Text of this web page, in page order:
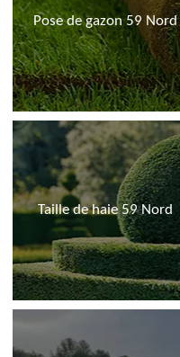
Pose de gazon 59 Nord
Taille de haie 59 Nord